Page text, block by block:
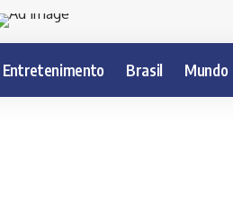
Entretenimento Brasil Mundo